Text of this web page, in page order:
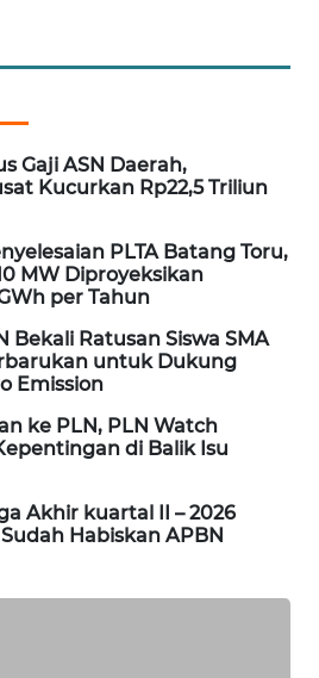
Gaji ASN Daerah,
Kucurkan Rp22,5 Triliun
PLTA Batang Toru,
MW Diproyeksikan
per Tahun
Bekali Ratusan Siswa SMA
untuk Dukung
Emission
ke PLN, PLN Watch
di Balik Isu
Akhir kuartal II – 2026
Habiskan APBN